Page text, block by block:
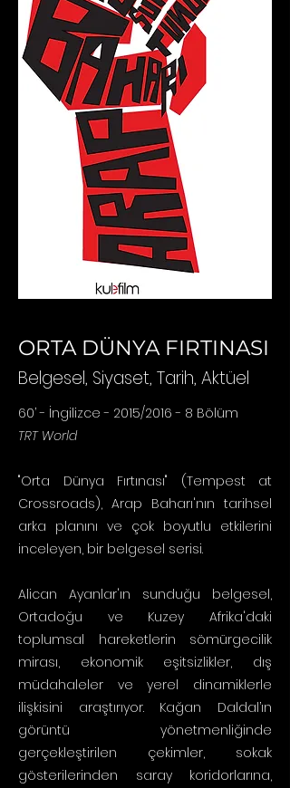
ORTA DÜNYA FIRTINASI
Belgesel, Siyaset, Tarih, Aktüel
60’ - İngilizce - 2015/2016 - 8 Bölüm
TRT World
"Orta Dünya Fırtınası" (Tempest at
Crossroads), Arap Baharı'nın tarihsel
arka planını ve çok boyutlu etkilerini
inceleyen, bir belgesel serisi.
Alican Ayanlar'ın sunduğu belgesel,
Ortadoğu ve Kuzey Afrika'daki
toplumsal hareketlerin sömürgecilik
mirası, ekonomik eşitsizlikler, dış
müdahaleler ve yerel dinamiklerle
ilişkisini araştırıyor. Kağan Daldal’ın
görüntü yönetmenliğinde
gerçekleştirilen çekimler, sokak
gösterilerinden saray koridorlarına,